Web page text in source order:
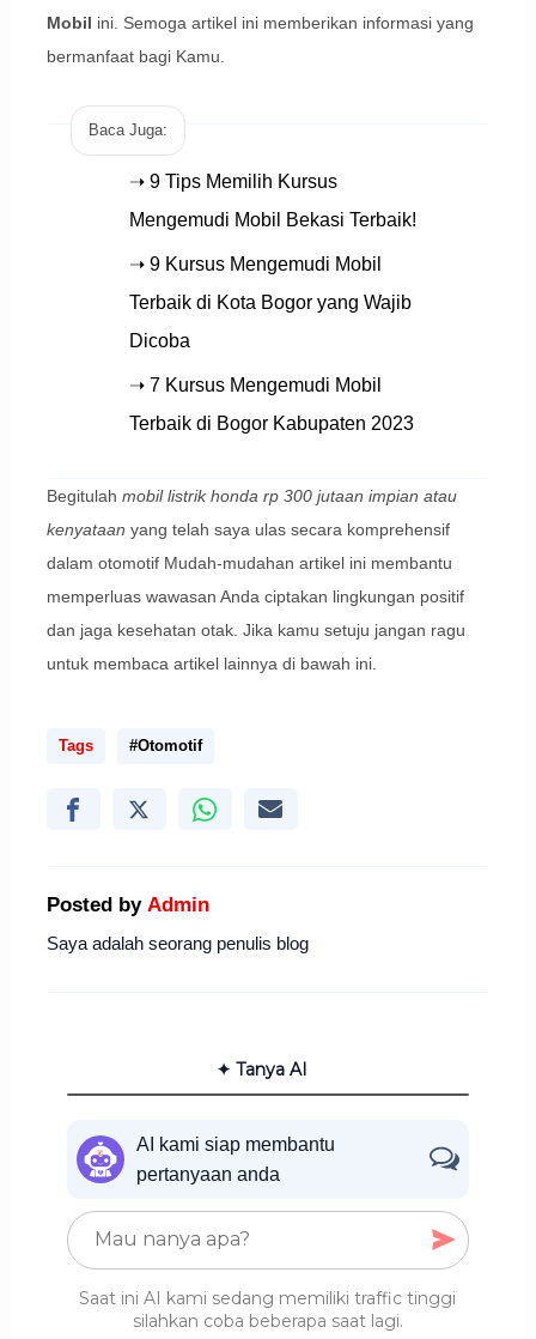
Mobil ini. Semoga artikel ini memberikan informasi yang
bermanfaat bagi Kamu.
Baca Juga:
➝ 9 Tips Memilih Kursus
Mengemudi Mobil Bekasi Terbaik!
➝ 9 Kursus Mengemudi Mobil
Terbaik di Kota Bogor yang Wajib
Dicoba
➝ 7 Kursus Mengemudi Mobil
Terbaik di Bogor Kabupaten 2023
Begitulah mobil listrik honda rp 300 jutaan impian atau
kenyataan yang telah saya ulas secara komprehensif
dalam otomotif Mudah-mudahan artikel ini membantu
memperluas wawasan Anda ciptakan lingkungan positif
dan jaga kesehatan otak. Jika kamu setuju jangan ragu
untuk membaca artikel lainnya di bawah ini.
Tags #Otomotif
Posted by Admin
Saya adalah seorang penulis blog
✦ Tanya AI
AI kami siap membantu
pertanyaan anda
Saat ini AI kami sedang memiliki traffic tinggi
silahkan coba beberapa saat lagi.